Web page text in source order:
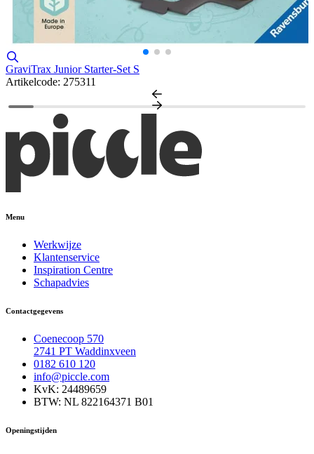
GraviTrax Junior Starter-Set S
Artikelcode: 275311
Menu
Werkwijze
Klantenservice
Inspiration Centre
Schapadvies
Contactgegevens
Coenecoop 570
2741 PT Waddinxveen
0182 610 120
info@piccle.com
KvK: 24489659
BTW: NL 822164371 B01
Openingstijden